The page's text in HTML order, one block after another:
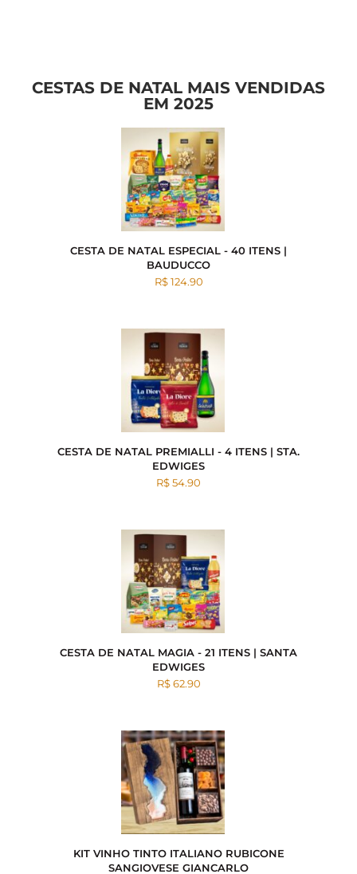
CESTAS DE NATAL MAIS VENDIDAS
EM 2025
CESTA DE NATAL ESPECIAL - 40 ITENS |
BAUDUCCO
R$ 124.90
CESTA DE NATAL PREMIALLI - 4 ITENS | STA.
EDWIGES
R$ 54.90
CESTA DE NATAL MAGIA - 21 ITENS | SANTA
EDWIGES
R$ 62.90
KIT VINHO TINTO ITALIANO RUBICONE
SANGIOVESE GIANCARLO